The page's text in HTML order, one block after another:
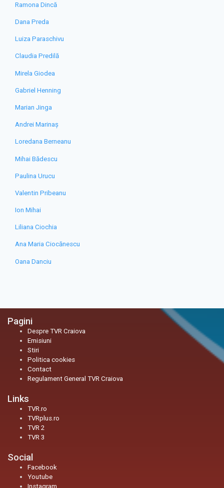
Ramona Dincă
Dana Preda
Luiza Paraschivu
Claudia Predilă
Mirela Giodea
Gabriel Henning
Marian Jinga
Andrei Marinaș
Loredana Berneanu
Mihai Bădescu
Paulina Urucu
Valentin Pribeanu
Ion Mihai
Liliana Ciochia
Ana Maria Ciocănescu
Oana Danciu
Pagini
Despre TVR Craiova
Emisiuni
Stiri
Politica cookies
Contact
Regulament General TVR Craiova
Links
TVR.ro
TVRplus.ro
TVR 2
TVR 3
Social
Facebook
Youtube
Instagram